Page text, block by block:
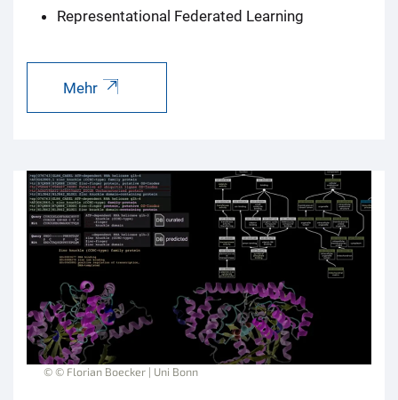
Representational Federated Learning
Mehr
© © Florian Boecker | Uni Bonn